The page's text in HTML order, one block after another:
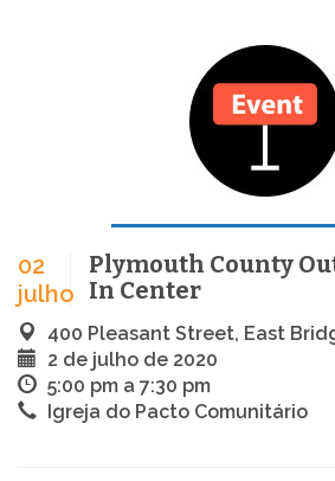
02
julho
Plymouth County
In Center
400 Pleasant Street, East
2 de julho de 2020
5:00 pm a 7:30 pm
Igreja do Pacto Comunitário